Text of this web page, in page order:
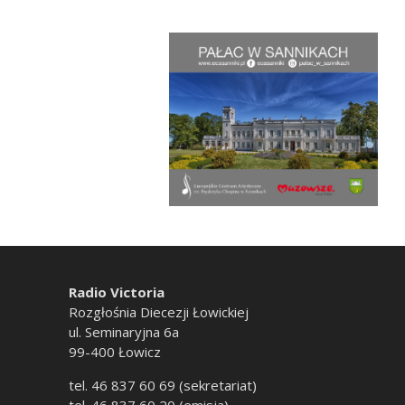
Radio Victoria
Rozgłośnia Diecezji Łowickiej
ul. Seminaryjna 6a
99-400 Łowicz
tel. 46 837 60 69 (sekretariat)